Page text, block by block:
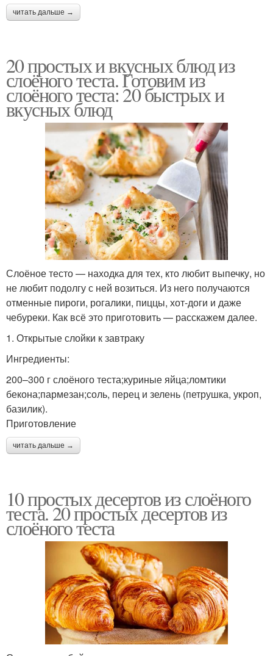
читать дальше →
20 простых и вкусных блюд из
слоёного теста. Готовим из
слоёного теста: 20 быстрых и
вкусных блюд
Слоёное тесто — находка для тех, кто любит выпечку, но
не любит подолгу с ней возиться. Из него получаются
отменные пироги, рогалики, пиццы, хот-доги и даже
чебуреки. Как всё это приготовить — расскажем далее.
1. Открытые слойки к завтраку
Ингредиенты:
200–300 г слоёного теста;куриные яйца;ломтики
бекона;пармезан;соль, перец и зелень (петрушка, укроп,
базилик).
Приготовление
читать дальше →
10 простых десертов из слоёного
теста. 20 простых десертов из
слоёного теста